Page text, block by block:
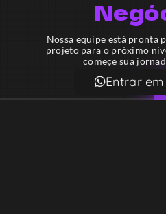
Nossa equipe está pronta
projeto para o próximo
começe sua
Entrar